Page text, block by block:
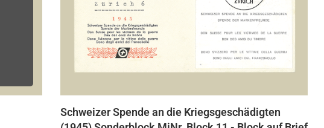
Schweizer Spende an die Kriegsgeschädigten